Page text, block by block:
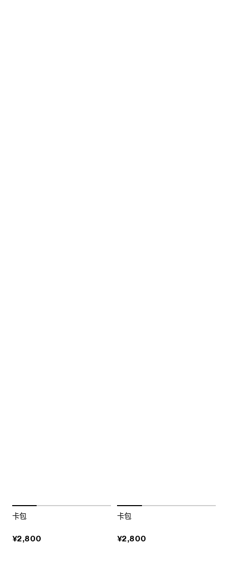
卡包
¥2,800
卡包
¥2,800